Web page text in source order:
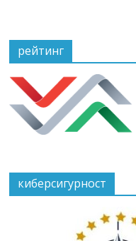
рейтинг
киберсигурност